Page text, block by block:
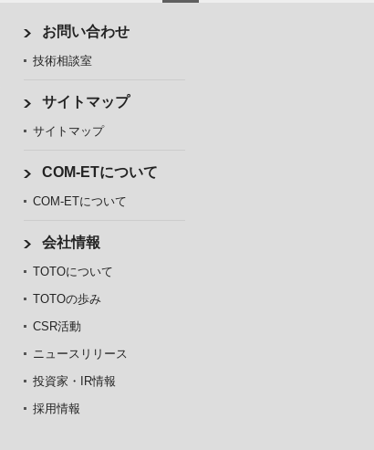
お問い合わせ
技術相談室
サイトマップ
サイトマップ
COM-ETについて
COM-ETについて
会社情報
TOTOについて
TOTOの歩み
CSR活動
ニュースリリース
投資家・IR情報
採用情報